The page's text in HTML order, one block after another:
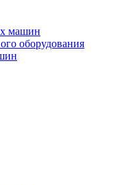
машин
оборудования